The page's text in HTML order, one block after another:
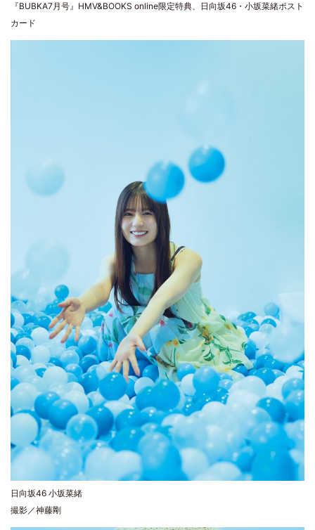
『BUBKA7月号』HMV&BOOKS online限定特典、日向坂46・小坂菜緒ポスト
カード
日向坂46 小坂菜緒
撮影／神藤剛